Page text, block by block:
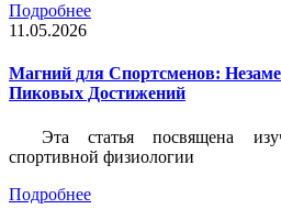
Подробнее
11.05.2026
Магний для Спортсменов:
Пиковых Достижений
Эта статья посвящена
спортивной физиологии
Подробнее